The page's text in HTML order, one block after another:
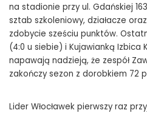
na stadionie przy ul. Gdańskiej
sztab szkoleniowy, działacze
zdobycie sześciu punktów.
(4:0 u siebie) i Kujawianką Izbica
napawają nadzieją, że zespół
zakończy sezon z dorobkiem 72
Lider Włocławek pierwszy raz